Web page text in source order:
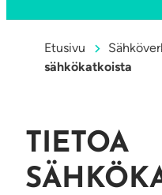
Etusivu
sähkökatkoista
TIETOA